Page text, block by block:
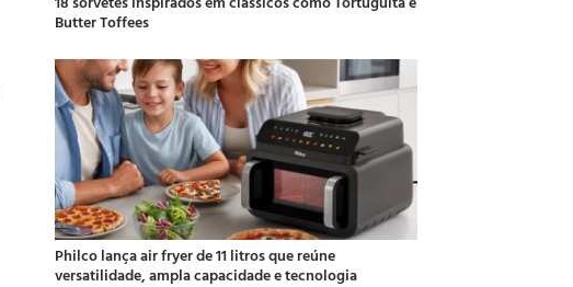
Butter Toffees
Philco lança air fryer de 11 litros que reúne
versatilidade, ampla capacidade e tecnologia